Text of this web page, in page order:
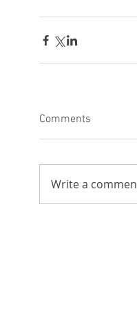
Comments
Write a